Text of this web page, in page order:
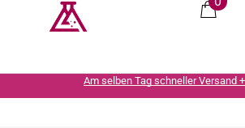
Versand + 15% Rabatt, wenn Sie mit